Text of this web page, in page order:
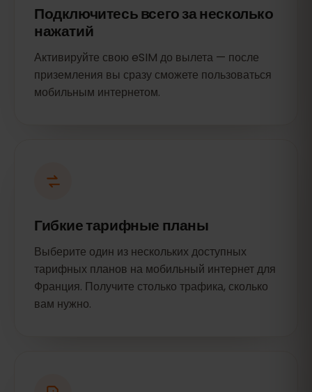
Подключитесь всего за несколько
нажатий
Активируйте свою eSIM до вылета — после
приземления вы сразу сможете пользоваться
мобильным интернетом.
Гибкие тарифные планы
Выберите один из нескольких доступных
тарифных планов на мобильный интернет для
Франция. Получите столько трафика, сколько
вам нужно.